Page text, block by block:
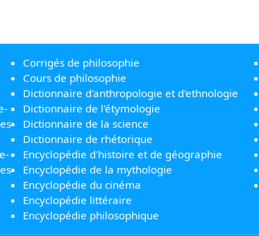
Corrigés de philosophie
Cours de philosophie
Dictionnaire d'anthropologie et d'ethnologie
Dictionnaire de l'étymologie
Dictionnaire de la science
Dictionnaire de rhétorique
Encyclopédie d'histoire et de géographie
Encyclopédie de la mythologie
Encyclopédie du cinéma
Encyclopédie littéraire
Encyclopédie philosophique